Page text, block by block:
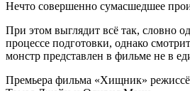
Нечто совершенно сумасшедшее
При этом выглядит всё так, словно
процессе подготовки, однако
монстр представлен в фильме не в
Премьера фильма «Хищник»